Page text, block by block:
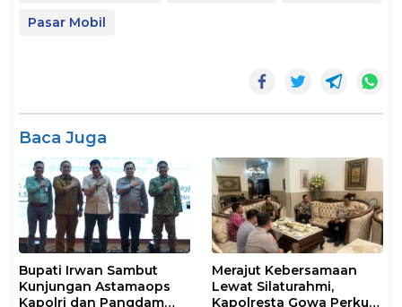
Pasar Mobil
Baca Juga
Bupati Irwan Sambut
Kunjungan Astamaops
Kapolri dan Pangdam
Merajut Kebersamaan
Lewat Silaturahmi,
Kapolresta Gowa Perkuat